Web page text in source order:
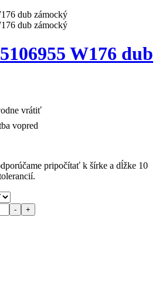
W176 dub
vrátiť
vopred
pripočítať k šírke a dĺžke 10
-
+